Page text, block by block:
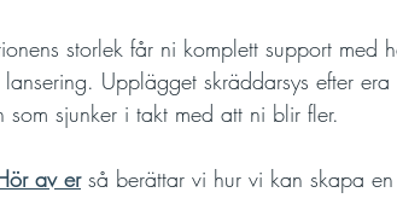
storlek får ni komplett support med
lansering. Upplägget skräddarsys efter
som sjunker i takt med att ni blir fler.
av er så berättar vi hur vi kan skapa